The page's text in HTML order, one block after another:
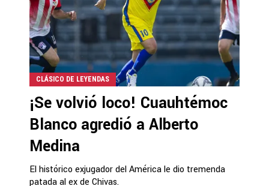
CLÁSICO DE LEYENDAS
¡Se volvió loco! Cuauhtémoc
Blanco agredió a Alberto
Medina
El histórico exjugador del América le dio tremenda
patada al ex de Chivas.